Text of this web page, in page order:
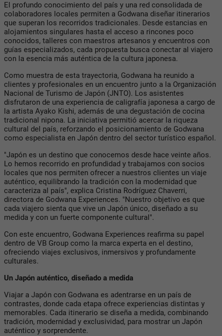
El profundo conocimiento del país y una red consolidada de
colaboradores locales permiten a Godwana diseñar itinerarios
que superan los recorridos tradicionales. Desde estancias en
alojamientos singulares hasta el acceso a rincones poco
conocidos, talleres con maestros artesanos y encuentros con
guías especializados, cada propuesta busca conectar al viajero
con la esencia más auténtica de la cultura japonesa.
Como muestra de esta trayectoria, Godwana ha reunido a
clientes y profesionales en un encuentro junto a la Organización
Nacional de Turismo de Japón (JNTO). Los asistentes
disfrutaron de una experiencia de caligrafía japonesa a cargo de
la artista Ayako Kishi, además de una degustación de cocina
tradicional nipona. La iniciativa permitió acercar la riqueza
cultural del país, reforzando el posicionamiento de Godwana
como especialista en Japón dentro del sector turístico español.
"Japón es un destino que conocemos desde hace veinte años.
Lo hemos recorrido en profundidad y trabajamos con socios
locales que nos permiten ofrecer a nuestros clientes un viaje
auténtico, equilibrando la tradición con la modernidad que
caracteriza al país", explica Cristina Rodríguez Chaverri,
directora de Godwana Experiences. "Nuestro objetivo es que
cada viajero sienta que vive un Japón único, diseñado a su
medida y con un fuerte componente cultural".
Con este encuentro, Godwana Experiences reafirma su papel
dentro de VB Group como la marca experta en el destino,
ofreciendo viajes exclusivos, inmersivos y profundamente
culturales.
Un Japón auténtico, diseñado a medida
Viajar a Japón con Godwana es adentrarse en un país de
contrastes, donde cada etapa ofrece experiencias distintas y
memorables. Cada itinerario se diseña a medida, combinando
tradición, modernidad y exclusividad, para mostrar un Japón
auténtico y sorprendente.